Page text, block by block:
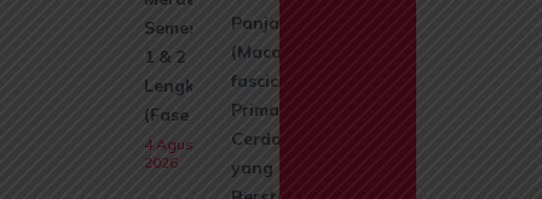
Semester
1 & 2
Lengkap
(Fase A)
4 Agustus
2026
Panjang
(Macaca
fascicularis):
Primata
Cerdas
yang Kini